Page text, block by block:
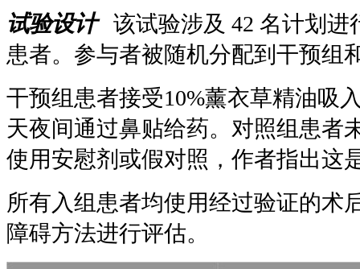
试验设计该试验涉及 42 名计划进
患者。参与者被随机分配到干预组
干预组患者接受10%薰衣草精油吸
天夜间通过鼻贴给药。对照组患者
使用安慰剂或假对照，作者指出这
所有入组患者均使用经过验证的术
障碍方法进行评估。